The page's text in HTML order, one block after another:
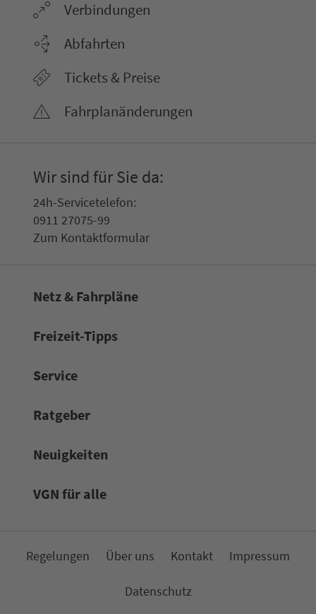
Ver­bin­dungen
Abfahrten
Tickets & Preise
Fahr­plan­ände­rungen
Wir sind für Sie da:
24h-Ser­vice­te­le­fon:
0911 27075-99
Zum Kon­taktformular
Netz & Fahrpläne
Frei­zeit-Tipps
Service
Rat­ge­ber
Neuigkeiten
VGN für alle
Re­ge­lungen Über uns Kon­takt Impressum
Da­ten­schutz